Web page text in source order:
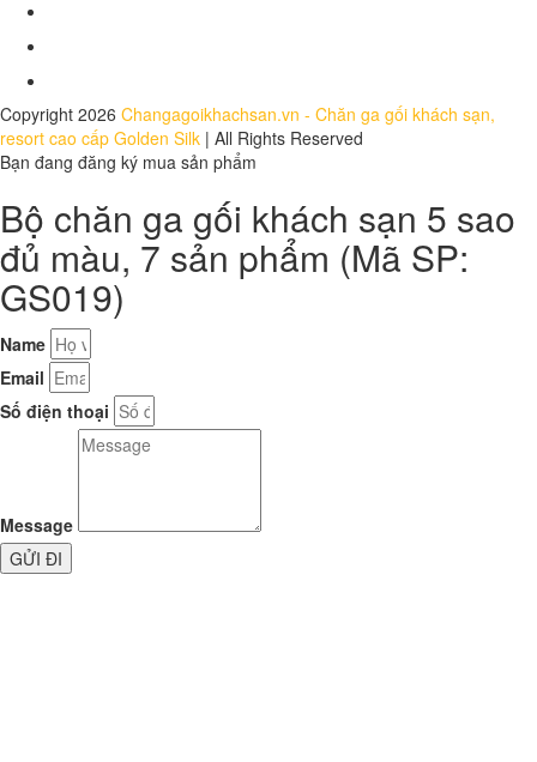
Copyright 2026 Changagoikhachsan.vn - Chăn ga gối khách sạn,
resort cao cấp Golden Silk | All Rights Reserved
Bạn đang đăng ký mua sản phẩm
Bộ chăn ga gối khách sạn 5 sao
đủ màu, 7 sản phẩm (Mã SP:
GS019)
Name
Email
Số điện thoại
Message
GỬI ĐI